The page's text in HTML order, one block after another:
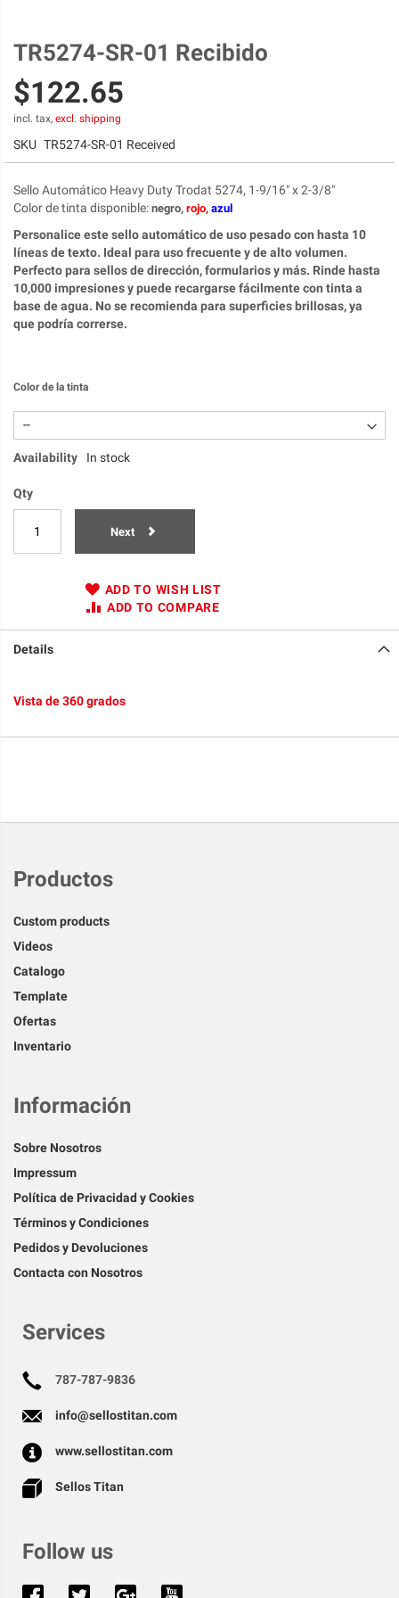
Skip
the
beginning
of
the
TR5274-SR-01 Recibido
$122.65
incl. tax, excl. shipping
SKU TR5274-SR-01 Received
Sello Automático Heavy Duty Trodat 5274, 1-9/16" x 2-3/8"
Color de tinta disponible: negro, rojo, azul
Personalice este sello automático de uso pesado con hasta 10
líneas de texto. Ideal para uso frecuente y de alto volumen.
Perfecto para sellos de dirección, formularios y más. Rinde hasta
10,000 impresiones y puede recargarse fácilmente con tinta a
base de agua. No se recomienda para superficies brillosas, ya
que podría correrse.
Color de la tinta
Availability In stock
Qty
Next
ADD TO WISH LIST
ADD TO COMPARE
Details
Vista de 360 grados
Productos
Custom products
Videos
Catalogo
Template
Ofertas
Inventario
Información
Sobre Nosotros
Impressum
Política de Privacidad y Cookies
Términos y Condiciones
Pedidos y Devoluciones
Contacta con Nosotros
Services
787-787-9836
info@sellostitan.com
www.sellostitan.com
Sellos Titan
Follow us